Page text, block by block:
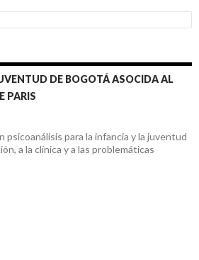
DE BOGOTÁ ASOCIDA AL
PARIS
psicoanálisis para la infancia y la juventud
a la clínica y a las problemáticas